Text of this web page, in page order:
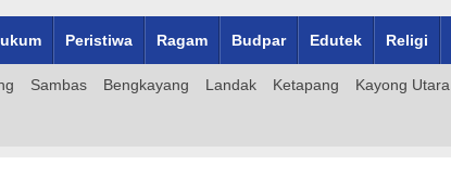
Peristiwa Ragam Budpar Edutek Religi
Sambas Bengkayang Landak Ketapang Kayong Utara